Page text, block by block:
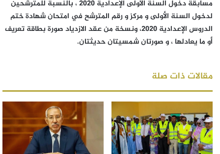
مسابقة دخول السنة الأولى الإعدادية 2020 ، بالنسبة للمترشحين
لدخول السنة الأولى و مركز و رقم المترشح في امتحان شهادة ختم
الدروس الإعدادية 2020، ونسخة من عقد الازدياد صورة بطاقة تعريف
أو ما يعادلها ، و صورتان شمسيتان حديثتان.
مقالات ذات صلة